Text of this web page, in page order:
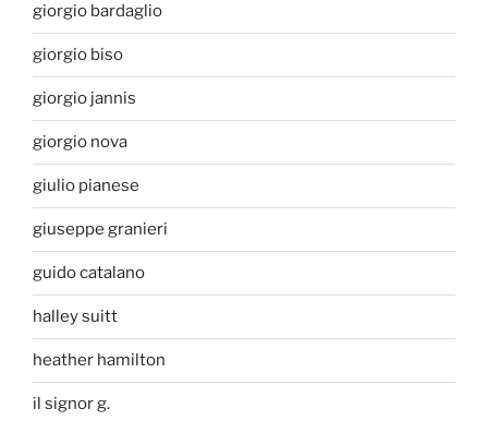
giorgio bardaglio
giorgio biso
giorgio jannis
giorgio nova
giulio pianese
giuseppe granieri
guido catalano
halley suitt
heather hamilton
il signor g.